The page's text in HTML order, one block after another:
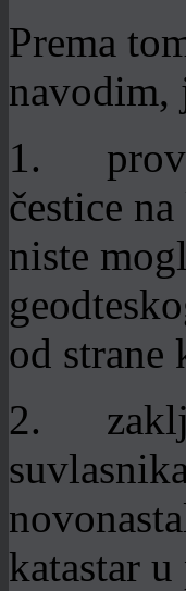
Prema
navodim,
1.
čestice
niste
od strane
2.
katastar